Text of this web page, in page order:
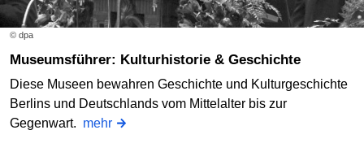
© dpa
Museumsführer: Kulturhistorie & Geschichte
Diese Museen bewahren Geschichte und Kulturgeschichte
Berlins und Deutschlands vom Mittelalter bis zur
Gegenwart. mehr